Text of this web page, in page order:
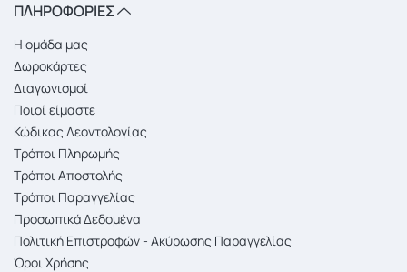
ΠΛΗΡΟΦΟΡΙΕΣ
Η ομάδα μας
Δωροκάρτες
Διαγωνισμοί
Ποιοί είμαστε
Κώδικας Δεοντολογίας
Τρόποι Πληρωμής
Τρόποι Αποστολής
Τρόποι Παραγγελίας
Προσωπικά Δεδομένα
Πολιτική Επιστροφών - Ακύρωσης Παραγγελίας
Όροι Χρήσης